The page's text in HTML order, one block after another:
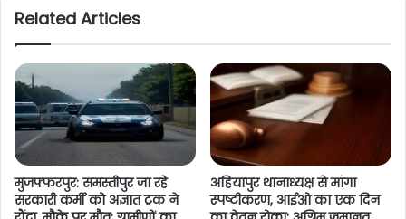
Related Articles
मुजफ्फरपुर: समस्तीपुर जा रहे
सरकारी कर्मी को अज्ञात ट्रक ने
अहियापुर थानाध्यक्ष से मांगा
स्पष्टीकरण, आईओ का एक दिन